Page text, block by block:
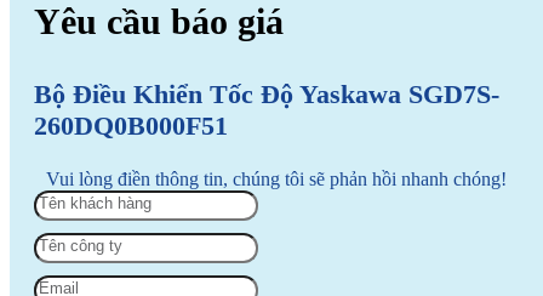
Yêu cầu báo giá
Bộ Điều Khiển Tốc Độ Yaskawa SGD7S-
260DQ0B000F51
Vui lòng điền thông tin, chúng tôi sẽ phản hồi nhanh chóng!